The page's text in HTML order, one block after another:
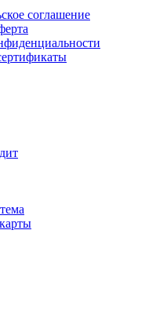
соглашение